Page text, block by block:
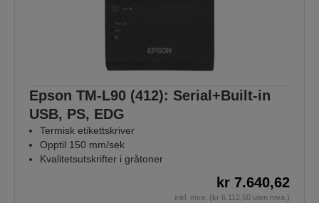
Epson TM-L90 (412): Serial+Built-in
USB, PS, EDG
Termisk etikettskriver
Opptil 150 mm/sek
Kvalitetsutskrifter i gråtoner
kr 7.640,62
inkl. mva. (kr 6.112,50 uten mva.)